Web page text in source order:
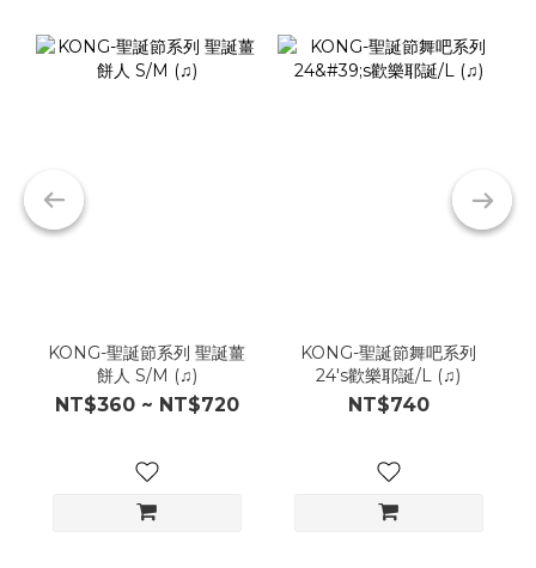
KONG-聖誕節系列 聖誕薑
餅人 S/M (♫)
NT$360 ~ NT$720
KONG-聖誕節舞吧系列
24's歡樂耶誕/L (♫)
NT$740